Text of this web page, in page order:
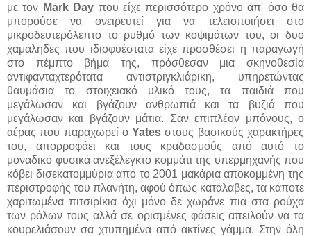
με τον Mark Day που είχε περισσότερο χρόνο απ' όσο θα
μπορούσε να ονειρευτεί για να τελειοποιήσει στο
μικροδευτερόλεπτο το ρυθμό των κοψιμάτων του, οι δυο
χαμάληδες που ιδιοφυέστατα είχε προσθέσει η παραγωγή
στο πέμπτο βήμα της, πρόσθεσαν μια σκηνοθεσία
αντιφανταχτερότατα αντιστριγκλιάρικη, υπηρετώντας
θαυμάσια το στοιχειακό υλικό τους, τα παιδιά που
μεγάλωσαν και βγάζουν ανθρωπιά και τα βυζιά που
μεγάλωσαν και βγάζουν μάτια. Σαν επιπλέον μπόνους, ο
αέρας που παραχωρεί οYates στους βασικούς χαρακτήρες
του, απορροφάει και τους κραδασμούς από αυτό το
μοναδικό φυσικά ανεξέλεγκτο κομμάτι της υπερμηχανής που
κόβει δισεκατομμύρια από το 2001 μακάρια αποκομμένη της
περιστροφής του πλανήτη, αφού όπως κατάλαβες, τα κάποτε
χαριτωμένα πιτσιρίκια όχι μόνο δε χωράνε πια στα ρούχα
των ρόλων τους αλλά σε ορισμένες φάσεις απειλούν να τα
κουρελιάσουν σα χτυπημένα από ακτίνες γάμμα. Στην όλη